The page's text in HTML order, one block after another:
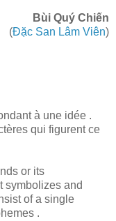
Bùi Quý Chiến
(Đặc San Lâm Viên)
à une idée .
qui figurent ce
or its
symbolizes and
of a single
.